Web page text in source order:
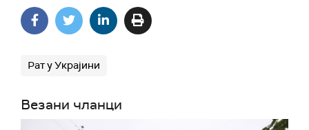
Рат у Украјини
Везани чланци